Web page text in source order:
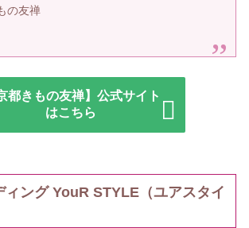
の友禅
都きもの友禅】公式サイト
はこちら
ィング YouR STYLE（ユアスタイ